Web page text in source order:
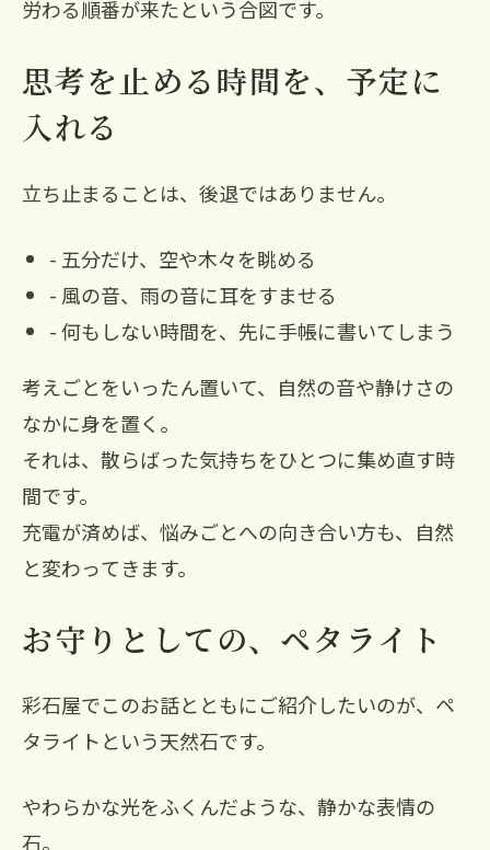
労わる順番が来たという合図です。
思考を止める時間を、予定に
入れる
立ち止まることは、後退ではありません。
- 五分だけ、空や木々を眺める
- 風の音、雨の音に耳をすませる
- 何もしない時間を、先に手帳に書いてしまう
考えごとをいったん置いて、自然の音や静けさの
なかに身を置く。
それは、散らばった気持ちをひとつに集め直す時
間です。
充電が済めば、悩みごとへの向き合い方も、自然
と変わってきます。
お守りとしての、ペタライト
彩石屋でこのお話とともにご紹介したいのが、ペ
タライトという天然石です。
やわらかな光をふくんだような、静かな表情の
石。